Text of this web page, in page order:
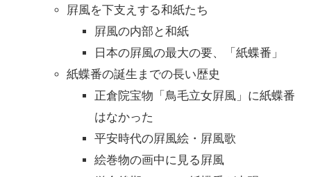
屛風を下支えする和紙たち
屛風の内部と和紙
日本の屛風の最大の要、「紙蝶番」
紙蝶番の誕生までの長い歴史
正倉院宝物「鳥毛立女屛風」に紙蝶番
はなかった
平安時代の屛風絵・屛風歌
絵巻物の画中に見る屛風